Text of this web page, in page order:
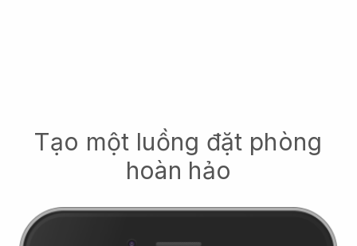
Tạo một luồng đặt phòng
hoàn hảo